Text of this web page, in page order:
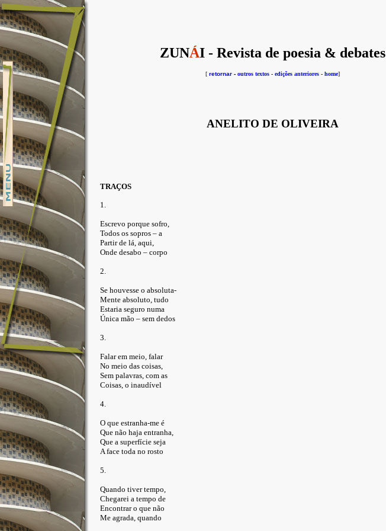
ZUNÁI - Revista de poesia & debates
[ retornar- outros textos- edições anteriores- home]
ANELITO DE OLIVEIRA
TRAÇOS
1.
Escrevo porque sofro,
Todos os sopros – a
Partir de lá, aqui,
Onde desabo – corpo
2.
Se houvesse o absoluta-
Mente absoluto, tudo
Estaria seguro numa
Única mão – sem dedos
3.
Falar em meio, falar
No meio das coisas,
Sem palavras, com as
Coisas, o inaudível
4.
O que estranha-me é
Que não haja entranha,
Que a superfície seja
A face toda no rosto
5.
Quando tiver tempo,
Chegarei a tempo de
Encontrar o que não
Me agrada, quando